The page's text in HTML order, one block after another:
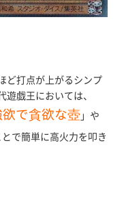
ど打点が上がるシンプ
戯王においては、
で貪欲な壺 」や
で簡単に高火力を叩き